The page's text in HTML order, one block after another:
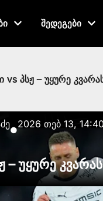
შედეგები
vs პსჟ – უყურე
●2026 თებ 13,
– უყურე